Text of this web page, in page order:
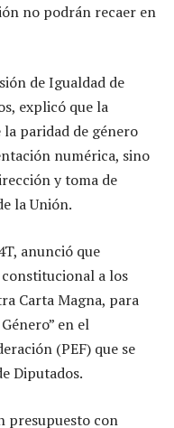
no podrán recaer en
de Igualdad de
explicó que la
paridad de género
numérica, sino
y toma de
la Unión.
anunció que
a los
Carta Magna, para
en el
(PEF) que se
Diputados.
presupuesto con